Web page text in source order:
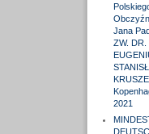
Jana
ZW. DR.
2021